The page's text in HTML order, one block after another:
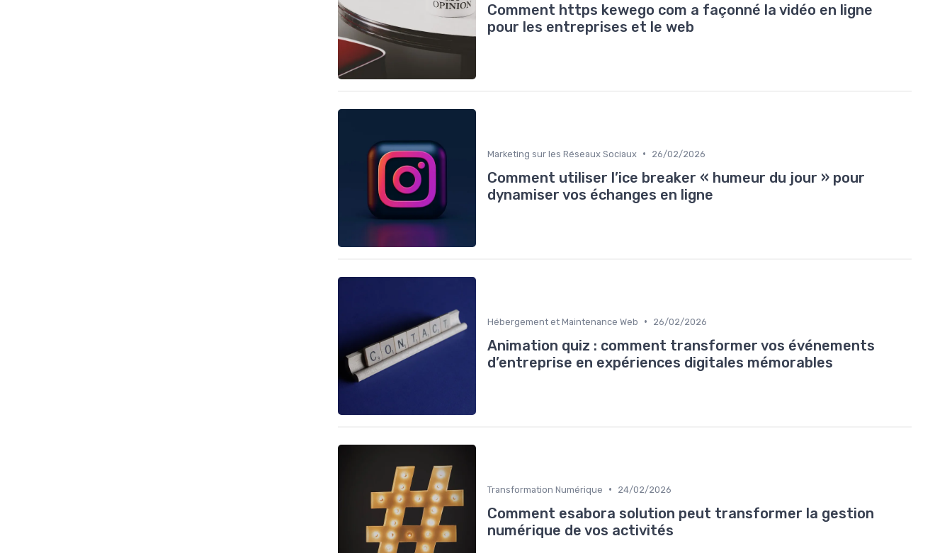
Comment https kewego com a façonné la vidéo en ligne
pour les entreprises et le web
Marketing sur les Réseaux Sociaux • 26/02/2026
Comment utiliser l’ice breaker « humeur du jour » pour
dynamiser vos échanges en ligne
Hébergement et Maintenance Web • 26/02/2026
Animation quiz : comment transformer vos événements
d’entreprise en expériences digitales mémorables
Transformation Numérique • 24/02/2026
Comment esabora solution peut transformer la gestion
numérique de vos activités